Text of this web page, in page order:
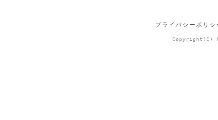
プライバシーポリ
Copyright(C)